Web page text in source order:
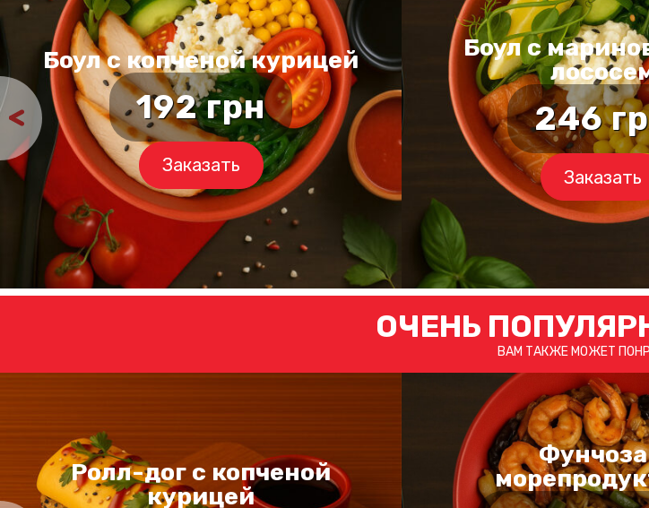
Боул с копченой курицей
192грн
Заказать
Боул с
246
Заказать
ОЧЕНЬ
ВАМ ТАКЖЕ МОЖЕТ
Ролл-дог с копченой
курицей